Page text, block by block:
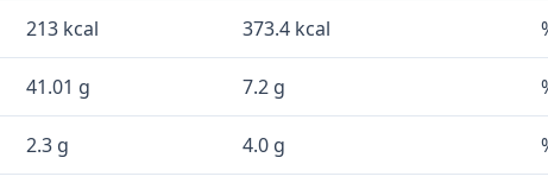
213 kcal 373.4 kcal
41.01 g 7.2 g
2.3 g 4.0 g